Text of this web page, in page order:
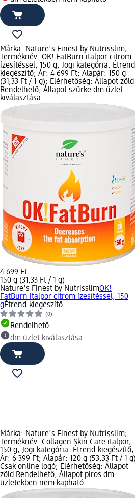
Márka: Nature's Finest by Nutrisslim;
Terméknév: OK! FatBurn italpor citrom
ízesítéssel, 150 g; Jogi kategória:
kiegészítő; Ár: 4 699 Ft; Alapár: 150 g
(31,33 Ft / 1 g); Elérhetőség: Állapot zöld
Rendelhető, Állapot szürke dm üzlet
kiválasztása
4 699 Ft
150 g (31,33 Ft / 1 g)
Nature's Finest by NutrisslimOK!
FatBurn italpor citrom ízesítéssel, 150
gÉtrend-kiegészítő
(0)
Rendelhető
dm üzlet kiválasztása
Márka: Nature's Finest by Nutrisslim;
Terméknév: Collagen Skin Care italpor,
150 g; Jogi kategória: Étrend-kiegészítő;
Ár: 6 399 Ft; Alapár: 120 g (53,33 Ft / 1
Csak online logó; Elérhetőség: Állapot
zöld Rendelhető, Állapot piros dm
üzletekben nem kapható